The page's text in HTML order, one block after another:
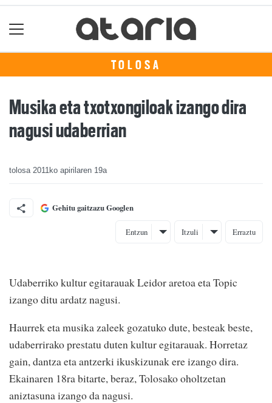
TOLOSA
Musika eta txotxongiloak izango dira
nagusi udaberrian
tolosa 2011ko apirilaren 19a
Gehitu gaitzazu Googlen
Entzun Itzuli Erraztu
Udaberriko kultur egitarauak Leidor aretoa eta Topic
izango ditu ardatz nagusi.
Haurrek eta musika zaleek gozatuko dute, besteak beste,
udaberrirako prestatu duten kultur egitarauak. Horretaz
gain, dantza eta antzerki ikuskizunak ere izango dira.
Ekainaren 18ra bitarte, beraz, Tolosako oholtzetan
aniztasuna izango da nagusi.